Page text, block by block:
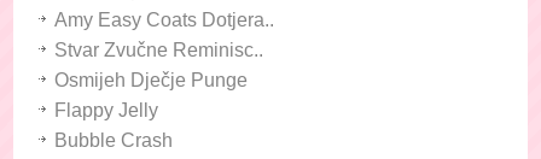
Amy Easy Coats Dotjera..
Stvar Zvučne Reminisc..
Osmijeh Dječje Punge
Flappy Jelly
Bubble Crash